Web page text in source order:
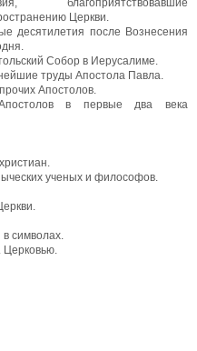
Церкви.
десятилетия после Вознесения
Собор в Иерусалиме.
труды Апостола Павла.
Апостолов.
в первые два века
ученых и философов.
символах.